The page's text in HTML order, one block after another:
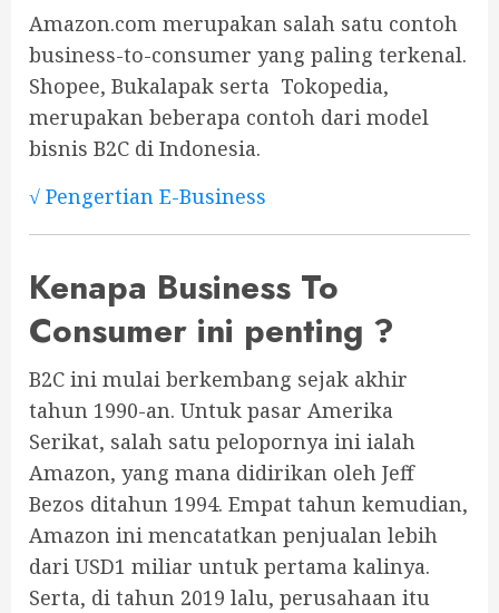
Amazon.com merupakan salah satu contoh
business-to-consumer yang paling terkenal.
Shopee, Bukalapak serta Tokopedia,
merupakan beberapa contoh dari model
bisnis B2C di Indonesia.
√ Pengertian E-Business
Kenapa Business To
Consumer ini penting ?
B2C ini mulai berkembang sejak akhir
tahun 1990-an. Untuk pasar Amerika
Serikat, salah satu pelopornya ini ialah
Amazon, yang mana didirikan oleh Jeff
Bezos ditahun 1994. Empat tahun kemudian,
Amazon ini mencatatkan penjualan lebih
dari USD1 miliar untuk pertama kalinya.
Serta, di tahun 2019 lalu, perusahaan itu